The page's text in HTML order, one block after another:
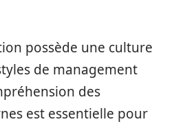
possède une culture
de management
des
est essentielle pour